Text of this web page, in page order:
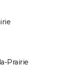
Prairie